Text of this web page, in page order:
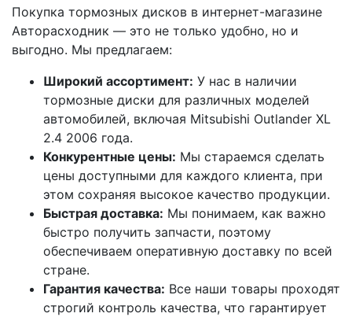
Покупка тормозных дисков в интернет-магазине
Авторасходник — это не только удобно, но и
выгодно. Мы предлагаем:
Широкий ассортимент: У нас в наличии
тормозные диски для различных моделей
автомобилей, включая Mitsubishi Outlander XL
2.4 2006 года.
Конкурентные цены: Мы стараемся сделать
цены доступными для каждого клиента, при
этом сохраняя высокое качество продукции.
Быстрая доставка: Мы понимаем, как важно
быстро получить запчасти, поэтому
обеспечиваем оперативную доставку по всей
стране.
Гарантия качества: Все наши товары проходят
строгий контроль качества, что гарантирует